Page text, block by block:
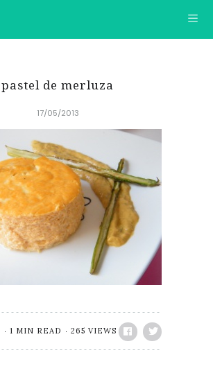
A NUESTRA AVENTURA GASTRON
pastel de merluza
17/05/2013
1 MIN READ 265 VIEWS